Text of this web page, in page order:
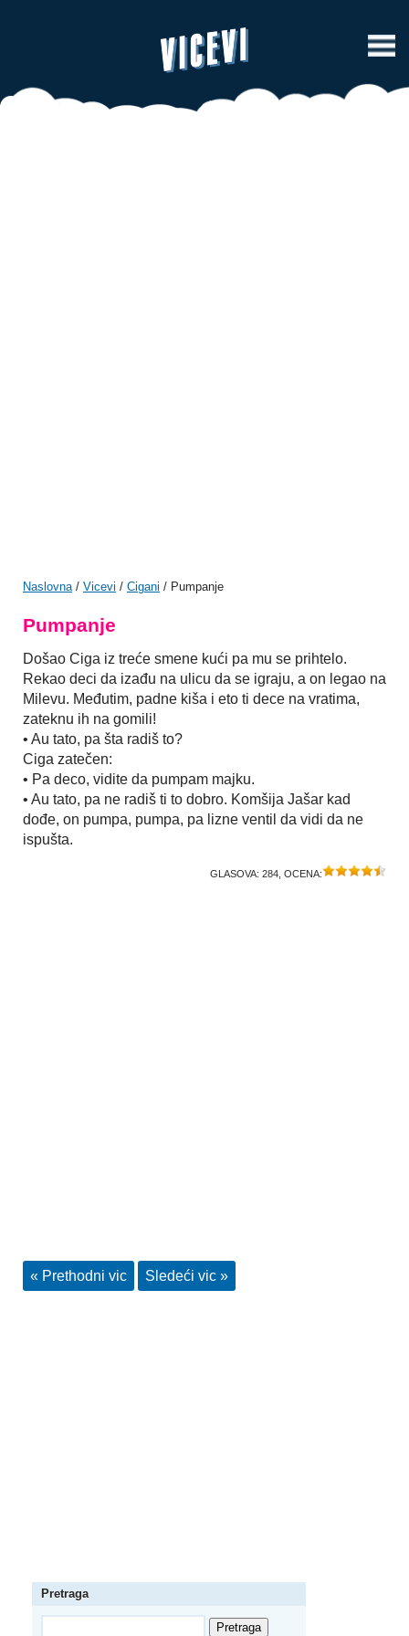
Naslovna/ Vicevi / Cigani / Pumpanje
Pumpanje
Došao Ciga iz treće smene kući pa mu se prihtelo.
Rekao deci da izađu na ulicu da se igraju, a on legao na
Milevu. Međutim, padne kiša i eto ti dece na vratima,
zateknu ih na gomili!
• Au tato, pa šta radiš to?
Ciga zatečen:
• Pa deco, vidite da pumpam majku.
• Au tato, pa ne radiš ti to dobro. Komšija Jašar kad
dođe, on pumpa, pumpa, pa lizne ventil da vidi da ne
ispušta.
GLASOVA: 284 , OCENA:
« Prethodni vic Sledeći vic »
Pretraga